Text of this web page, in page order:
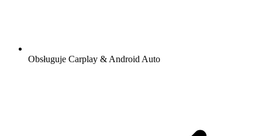
Obsługuje Carplay & Android Auto